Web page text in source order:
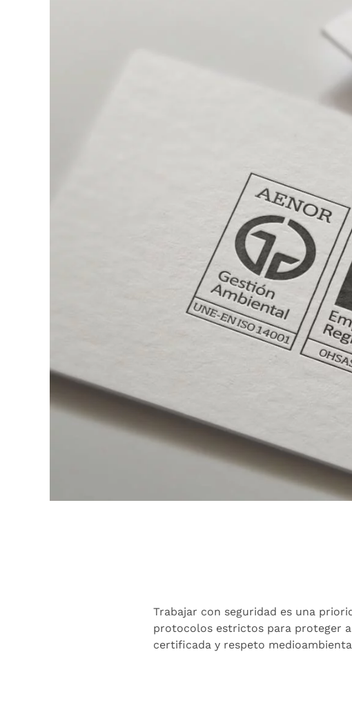
Trabajar con seguridad es una
protocolos estrictos para proteger
certificada y respeto